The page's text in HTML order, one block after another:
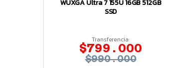
WUXGA Ultra 7 155U 16GB 512GB
SSD
Transferencia:
$799.000
$990.000